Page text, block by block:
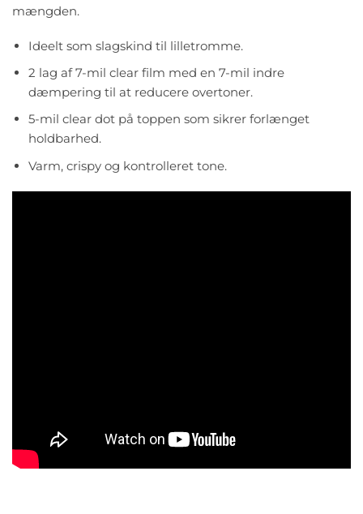
mængden.
Ideelt som slagskind til lilletromme.
2 lag af 7-mil clear film med en 7-mil indre
dæmpering til at reducere overtoner.
5-mil clear dot på toppen som sikrer forlænget
holdbarhed.
Varm, crispy og kontrolleret tone.